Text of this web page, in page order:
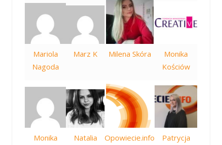
Mariola
Nagoda
Marz K Milena Skóra
Monika
Kościów
Monika
Natalia
Opowiecie.info
Patrycja